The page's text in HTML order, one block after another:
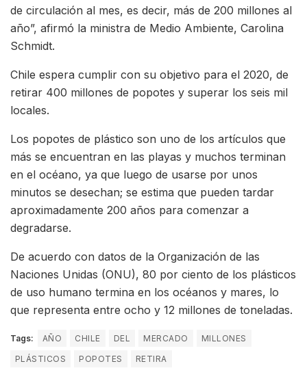
de circulación al mes, es decir, más de 200 millones al
año”, afirmó la ministra de Medio Ambiente, Carolina
Schmidt.
Chile espera cumplir con su objetivo para el 2020, de
retirar 400 millones de popotes y superar los seis mil
locales.
Los popotes de plástico son uno de los artículos que
más se encuentran en las playas y muchos terminan
en el océano, ya que luego de usarse por unos
minutos se desechan; se estima que pueden tardar
aproximadamente 200 años para comenzar a
degradarse.
De acuerdo con datos de la Organización de las
Naciones Unidas (ONU), 80 por ciento de los plásticos
de uso humano termina en los océanos y mares, lo
que representa entre ocho y 12 millones de toneladas.
Tags: AÑO CHILE DEL MERCADO
MILLONES
PLÁSTICOS
POPOTES RETIRA